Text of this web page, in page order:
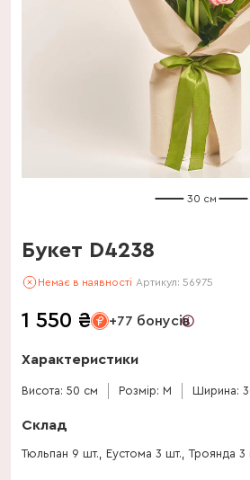
30 см
Букет D4238
Немає в наявності Артикул: 56975
1 550 ₴ +77 бонусів
Характеристики
Висота: 50 см Розмір: M Ширина:
Склад
Тюльпан 9 шт., Еустома 3 шт., Троянда 3